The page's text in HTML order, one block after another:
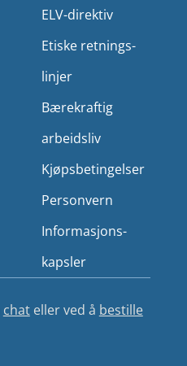
ELV-direktiv
Etiske retnings­
linjer
Bærekraftig
arbeidsliv
Kjøps­betingelser
Person­vern
Informasjons­
kapsler
chateller ved å bestille